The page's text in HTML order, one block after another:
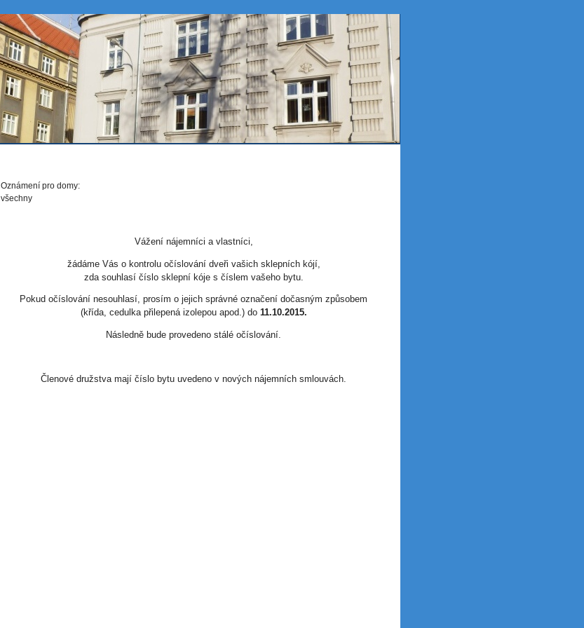
Oznámení pro domy:
všechny
Vážení nájemníci a vlastníci,
žádáme Vás o kontrolu očíslování dveři vašich sklepních kójí,
zda souhlasí číslo sklepní kóje s číslem vašeho bytu.
Pokud očíslování nesouhlasí, prosím o jejich správné označení dočasným způsobem
(křída, cedulka přilepená izolepou apod.) do 11.10.2015.
Následně bude provedeno stálé očíslování.
Členové družstva mají číslo bytu uvedeno v nových nájemních smlouvách.